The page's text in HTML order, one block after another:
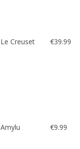
Le Creuset €39.99
Amylu €9.99